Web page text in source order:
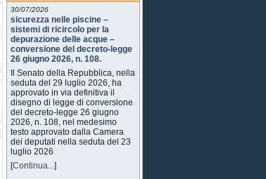
30/07/2026
sicurezza nelle piscine –
sistemi di ricircolo per la
depurazione delle acque –
conversione del decreto-legge
26 giugno 2026, n. 108.
Il Senato della Repubblica, nella
seduta del 29 luglio 2026, ha
approvato in via definitiva il
disegno di legge di conversione
del decreto-legge 26 giugno
2026, n. 108, nel medesimo
testo approvato dalla Camera
dei deputati nella seduta del 23
luglio 2026
[Continua...]